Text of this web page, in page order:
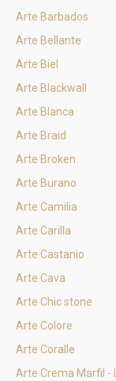
Arte Barbados
Arte Bellante
Arte Biel
Arte Blackwall
Arte Blanca
Arte Braid
Arte Broken
Arte Burano
Arte Camilia
Arte Carilla
Arte Castanio
Arte Cava
Arte Chic stone
Arte Colore
Arte Coralle
Arte Crema Marfil -